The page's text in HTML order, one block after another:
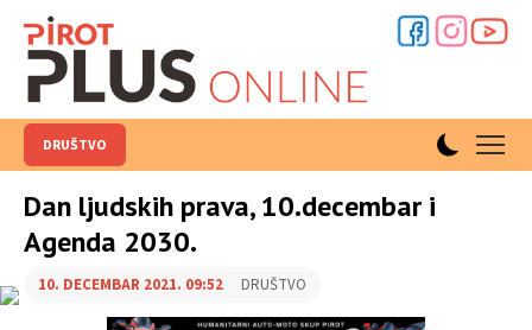
DRUŠTVO
Dan ljudskih prava, 10.decembar i
Agenda 2030.
10. DECEMBAR 2021. 09:52 DRUŠTVO